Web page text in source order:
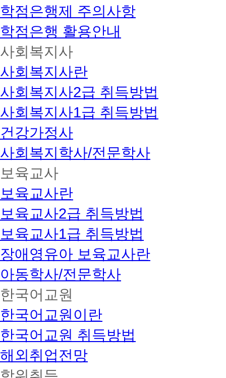
학점은행제 주의사항
학점은행 활용안내
사회복지사
사회복지사란
사회복지사2급 취득방법
사회복지사1급 취득방법
건강가정사
사회복지학사/전문학사
보육교사
보육교사란
보육교사2급 취득방법
보육교사1급 취득방법
장애영유아 보육교사란
아동학사/전문학사
한국어교원
한국어교원이란
한국어교원 취득방법
해외취업전망